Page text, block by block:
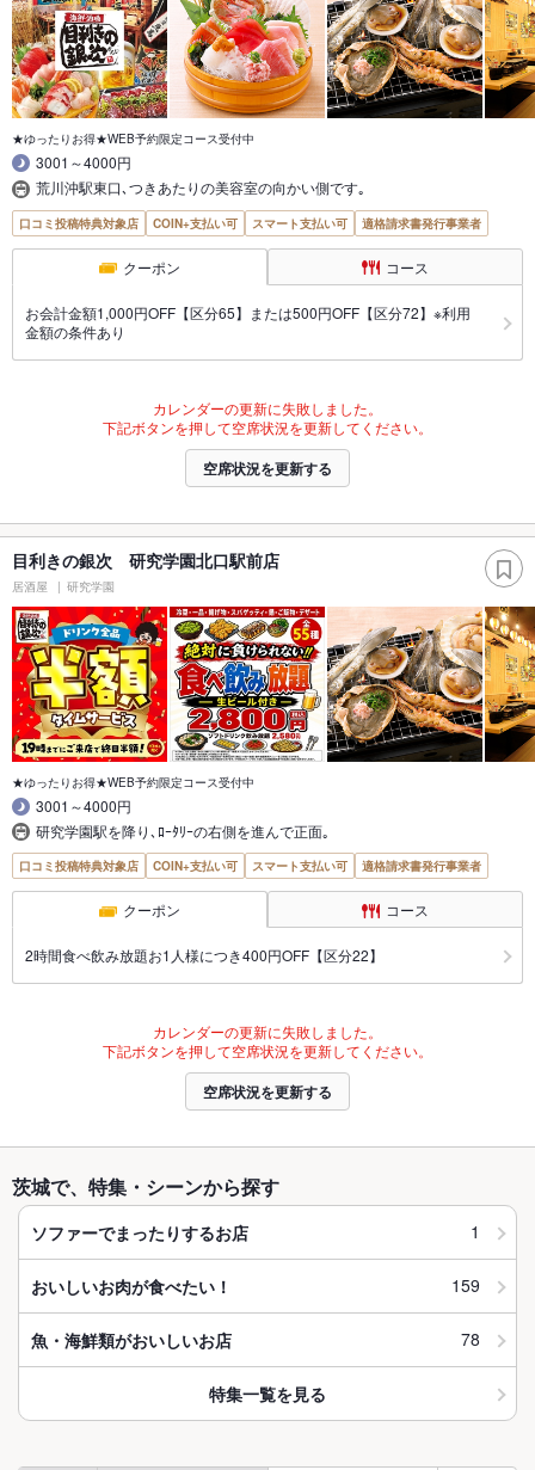
★ゆったりお得★WEB予約限定コース受付中
3001～4000円
荒川沖駅東口､つきあたりの美容室の向かい側です｡
口コミ投稿特典対象店 COIN+支払い可 スマート支払い可 適格請求書発行事業者
クーポン コース
お会計金額1,000円OFF【区分65】または500円OFF【区分72】※利用
金額の条件あり
カレンダーの更新に失敗しました。
下記ボタンを押して空席状況を更新してください。
空席状況を更新する
目利きの銀次 研究学園北口駅前店
居酒屋 研究学園
★ゆったりお得★WEB予約限定コース受付中
3001～4000円
研究学園駅を降り､ﾛｰﾀﾘｰの右側を進んで正面｡
口コミ投稿特典対象店 COIN+支払い可 スマート支払い可 適格請求書発行事業者
クーポン コース
2時間食べ飲み放題お1人様につき400円OFF【区分22】
カレンダーの更新に失敗しました。
下記ボタンを押して空席状況を更新してください。
空席状況を更新する
茨城で、特集・シーンから探す
ソファーでまったりするお店 1
おいしいお肉が食べたい！ 159
魚・海鮮類がおいしいお店 78
特集一覧を見る